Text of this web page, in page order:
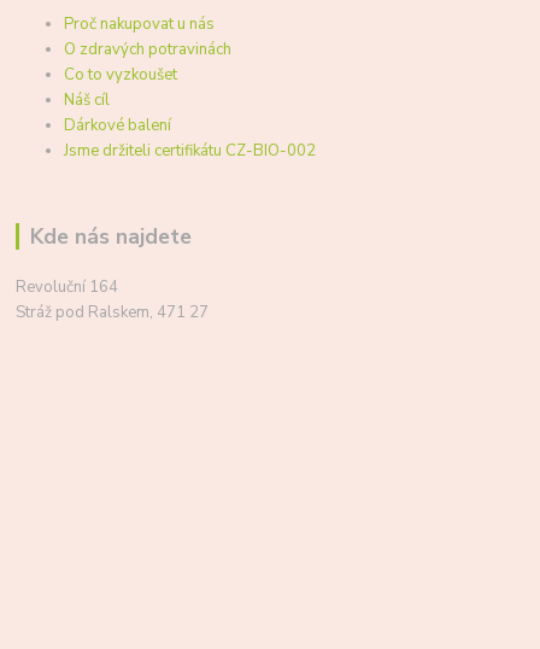
Proč nakupovat u nás
O zdravých potravinách
Co to vyzkoušet
Náš cíl
Dárkové balení
Jsme držiteli certifikátu CZ-BIO-002
Kde nás najdete
Revoluční 164
Stráž pod Ralskem, 471 27